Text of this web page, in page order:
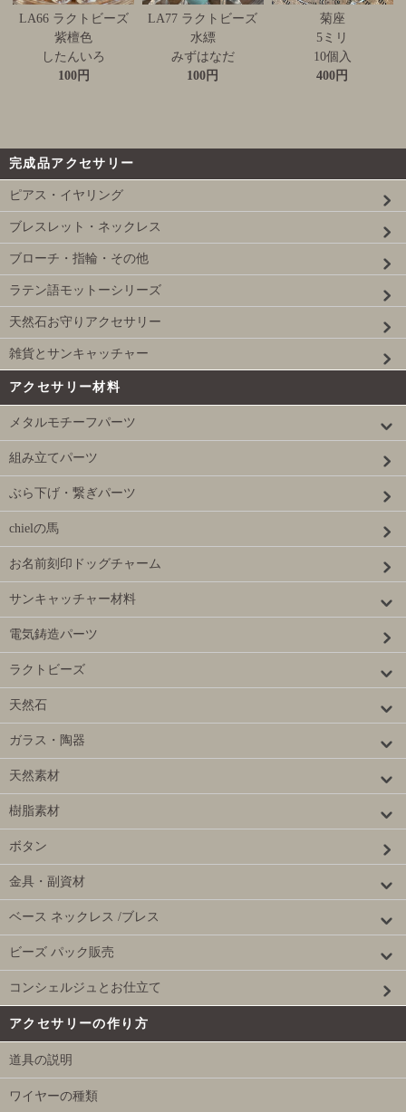
LA66 ラクトビーズ
紫檀色
したんいろ
100円
LA77 ラクトビーズ
水縹
みずはなだ
100円
菊座
5ミリ
10個入
400円
完成品アクセサリー
ピアス・イヤリング
ブレスレット・ネックレス
ブローチ・指輪・その他
ラテン語モットーシリーズ
天然石お守りアクセサリー
雑貨とサンキャッチャー
アクセサリー材料
メタルモチーフパーツ
組み立てパーツ
ぶら下げ・繋ぎパーツ
chielの馬
お名前刻印ドッグチャーム
サンキャッチャー材料
電気鋳造パーツ
ラクトビーズ
天然石
ガラス・陶器
天然素材
樹脂素材
ボタン
金具・副資材
ベース ネックレス /ブレス
ビーズ パック販売
コンシェルジュとお仕立て
アクセサリーの作り方
道具の説明
ワイヤーの種類